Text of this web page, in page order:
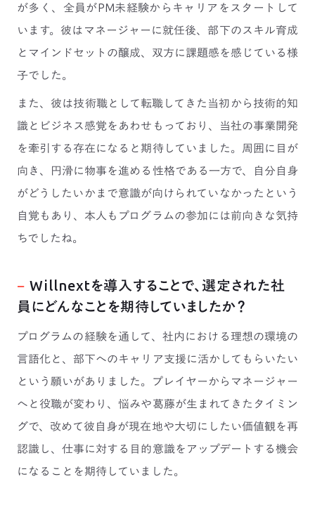
が多く、全員がPM未経験からキャリアをスタートして
います。彼はマネージャーに就任後、部下のスキル育成
とマインドセットの醸成、双方に課題感を感じている様
子でした。
また、彼は技術職として転職してきた当初から技術的知
識とビジネス感覚をあわせもっており、当社の事業開発
を牽引する存在になると期待していました。周囲に目が
向き、円滑に物事を進める性格である一方で、自分自身
がどうしたいかまで意識が向けられていなかったという
自覚もあり、本人もプログラムの参加には前向きな気持
ちでしたね。
− Willnextを導入することで、選定された社
員にどんなことを期待していましたか？
プログラムの経験を通して、社内における理想の環境の
言語化と、部下へのキャリア支援に活かしてもらいたい
という願いがありました。プレイヤーからマネージャー
へと役職が変わり、悩みや葛藤が生まれてきたタイミン
グで、改めて彼自身が現在地や大切にしたい価値観を再
認識し、仕事に対する目的意識をアップデートする機会
になることを期待していました。